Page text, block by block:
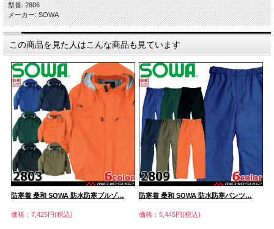
型番: 2806
メーカー: SOWA
この商品を見た人はこんな商品も見ています
防寒着 桑和 SOWA 防水防寒ブルゾ…
価格：7,425円(税込)
防寒着 桑和 SOWA 防水防寒パンツ…
価格：5,445円(税込)